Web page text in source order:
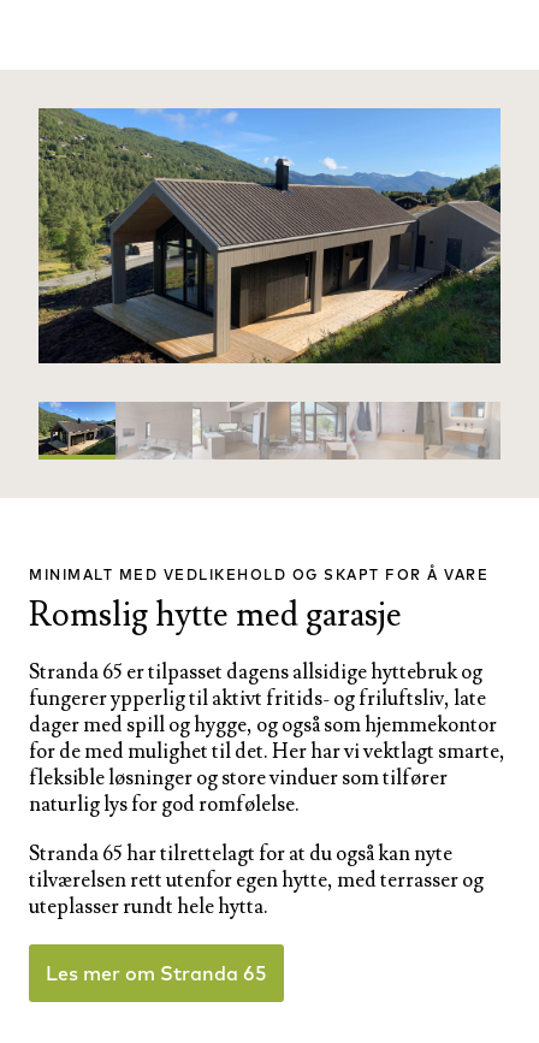
MINIMALT MED VEDLIKEHOLD OG SKAPT FOR Å VARE
Romslig hytte med garasje
Stranda 65 er tilpasset dagens allsidige hyttebruk og
fungerer ypperlig til aktivt fritids- og friluftsliv, late
dager med spill og hygge, og også som hjemmekontor
for de med mulighet til det. Her har vi vektlagt smarte,
fleksible løsninger og store vinduer som tilfører
naturlig lys for god romfølelse.
Stranda 65 har tilrettelagt for at du også kan nyte
tilværelsen rett utenfor egen hytte, med terrasser og
uteplasser rundt hele hytta.
Les mer om Stranda 65